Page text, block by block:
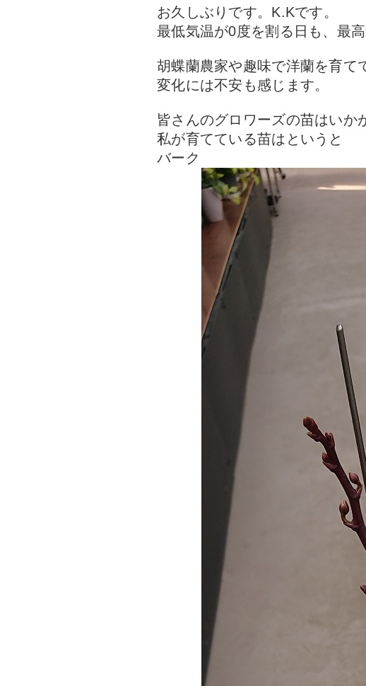
お久しぶりです。K.Kです。
最低気温が0度を割る日も、最
胡蝶蘭農家や趣味で洋蘭を育て
変化には不安も感じます。
皆さんのグロワーズの苗はいか
私が育てている苗はというと
バーク